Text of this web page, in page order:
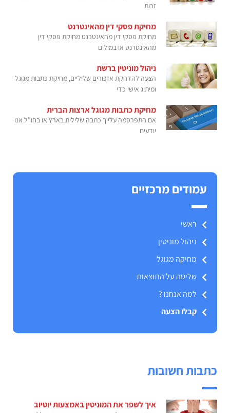
זכות
מחיקת פסקי דין מהאינטרנט
מחיקת פסקי דין מהאינטרנט מחיקת פסקי דין
מהאינטרנט או במילים
ניהול מוניטין ברשת
הצעה להדחקת אזכורים שליליים, מחיקת כתבות מגוגל
ומיתוג אישי כדי
מחיקת כתבות מגוגל ארצות הברית
אם התפרסמה עלייך כתבה שלילית בארץ או בחו"ל אנו
יודעים
עמודים מרכזיים
ראשי
ניהול מוניטין
מחיקה מגוגל
שליטה על התוצאות
למה אנחנו ?
קבלו הצעה
כתבות חשובות
איך לשפר את המוניטין באמצעות יוטיוב